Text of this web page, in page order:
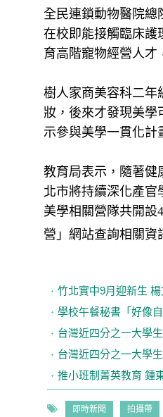
全民連鎖動物醫院總
在校即能接觸臨床護
育高階寵物經營人才
樹人家商美容科二年
妝，後來才發現美學
示參與美學一貫化計
教育局表示，隨著健
北市將持續深化產官
美學相關營隊共開設
營」網站查詢相關資
竹北實中9月迎新生
學校午餐秘書「好像
台灣近四分之一大學
台灣近四分之一大學
推小班制菁英教育 鍾
即時新聞 拍攝帶